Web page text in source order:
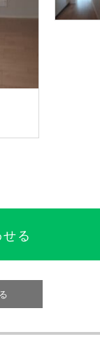
る